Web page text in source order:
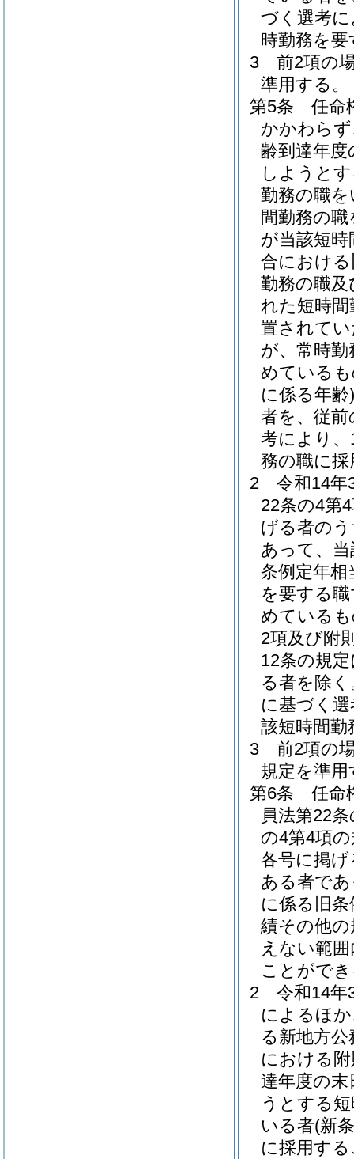
づく選考
時勤務を
3
前2項の
準用する。
第5条
任命
かかわら
齢到達年
しようと
勤務の職
間勤務の
が当該短
合におけ
勤務の職
れた短時
置されて
が、常時
めている
に係る年齢)
者を、従
考により
務の職に
2
令和14年
22条の4第
げる者の
あって、
条例定年相
を要する
めている
2項及び附
12条の規
る者を除く
に基づく
該短時間
3
前2項の
規定を準用
第6条
任命
員法第22
の4第4項
各号に掲
ある者で
に係る旧
績その他
えない範
ことがで
2
令和14年
によるほ
る新地方
における
達年度の
うとする
いる者(新
に採用す